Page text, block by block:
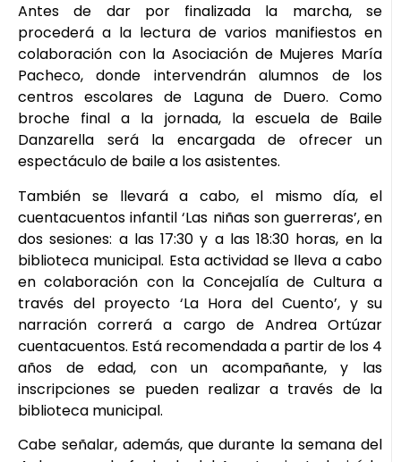
Antes de dar por finalizada la marcha, se
procederá a la lectura de varios manifiestos en
colaboración con la Asociación de Mujeres María
Pacheco, donde intervendrán alumnos de los
centros escolares de Laguna de Duero. Como
broche final a la jornada, la escuela de Baile
Danzarella será la encargada de ofrecer un
espectáculo de baile a los asistentes.
También se llevará a cabo, el mismo día, el
cuentacuentos infantil ‘Las niñas son guerreras’, en
dos sesiones: a las 17:30 y a las 18:30 horas, en la
biblioteca municipal. Esta actividad se lleva a cabo
en colaboración con la Concejalía de Cultura a
través del proyecto ‘La Hora del Cuento’, y su
narración correrá a cargo de Andrea Ortúzar
cuentacuentos. Está recomendada a partir de los 4
años de edad, con un acompañante, y las
inscripciones se pueden realizar a través de la
biblioteca municipal.
Cabe señalar, además, que durante la semana del